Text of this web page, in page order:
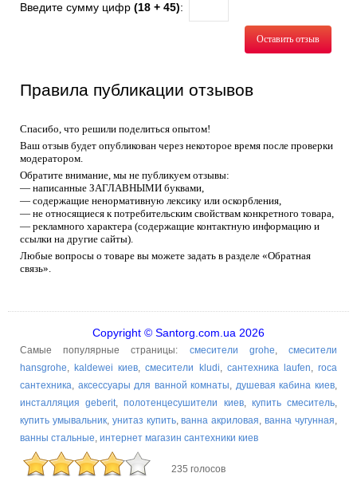
Введите сумму цифр (18 + 45):
Оставить отзыв
Правила публикации отзывов
Спасибо, что решили поделиться опытом!
Ваш отзыв будет опубликован через некоторое время после проверки
модератором.
Обратите внимание, мы не публикуем отзывы:
— написанные ЗАГЛАВНЫМИ буквами,
— содержащие ненормативную лексику или оскорбления,
— не относящиеся к потребительским свойствам конкретного товара,
— рекламного характера (содержащие контактную информацию и
ссылки на другие сайты).
Любые вопросы о товаре вы можете задать в разделе «Обратная
связь».
Copyright © Santorg.com.ua 2026
Самые популярные страницы: смесители grohe,смесители
hansgrohe, kaldewei киев,смесители kludi, сантехника laufen,roca
сантехника, аксессуары для ванной комнаты, душевая кабина киев,
инсталляция geberit,полотенцесушители киев, купить смеситель,
купить умывальник, унитаз купить,ванна акриловая,ванна чугунная,
ванны стальные, интернет магазин сантехники киев
235 голосов